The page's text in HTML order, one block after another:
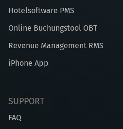
Hotelsoftware PMS
Online Buchungstool OBT
Revenue Management RMS
iPhone App
SUPPORT
FAQ